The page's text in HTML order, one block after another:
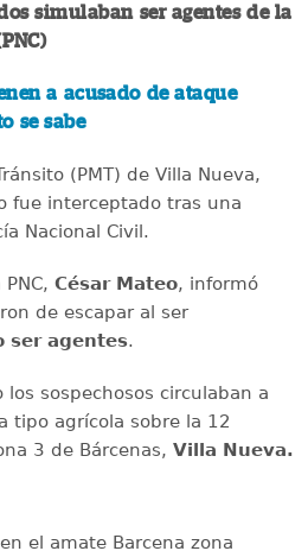
simulaban ser agentes de la
a acusado de ataque
se sabe
(PMT) de Villa Nueva,
fue interceptado tras una
Nacional Civil.
César Mateo, informó
de escapar al ser
ser agentes.
los sospechosos circulaban a
tipo agrícola sobre la 12
3 de Bárcenas, Villa Nueva.
el amate Barcena zona